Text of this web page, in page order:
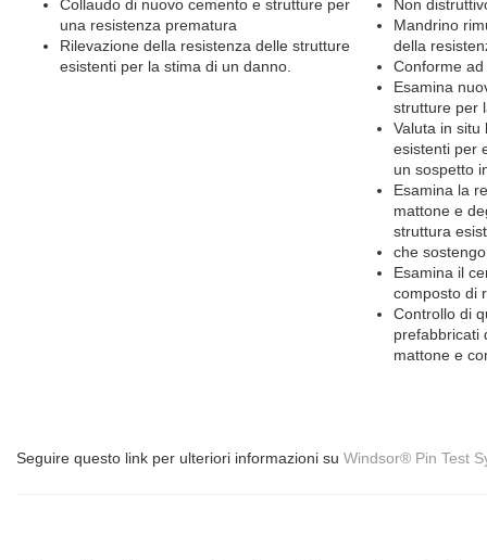
Collaudo di nuovo cemento e strutture per
una resistenza prematura
Rilevazione della resistenza delle strutture
esistenti per la stima di un danno.
Non
Mandrino
della
Conforme
Esamina
strutture per
Valuta in situ
esistenti per
un sospetto
Esamina la
mattone e
struttura
che
Esamina il
composto di
Controllo di
prefabbricati
mattone e
Seguire questo link per ulteriori informazioni su Windsor® Pin Test